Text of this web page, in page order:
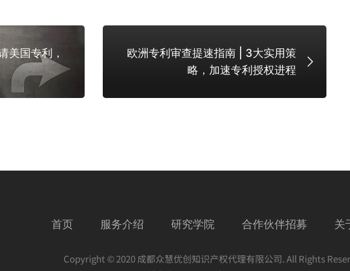
美国专利，
欧洲专利审查提速指南 | 3大实用策
略，加速专利授权进程
首页 服务介绍 研究学院 合作伙伴招募 关
Copyright © 2020 成都众慧优创知识产权代理有限公司. All Rights